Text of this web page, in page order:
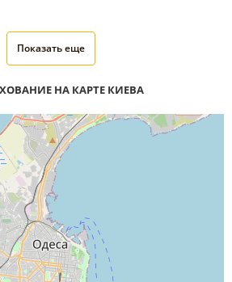
Показать еще
НА КАРТЕ КИЕВА